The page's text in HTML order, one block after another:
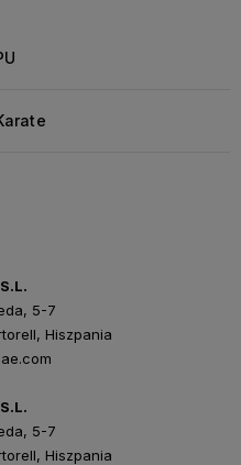
5-7
Hiszpania
5-7
Hiszpania